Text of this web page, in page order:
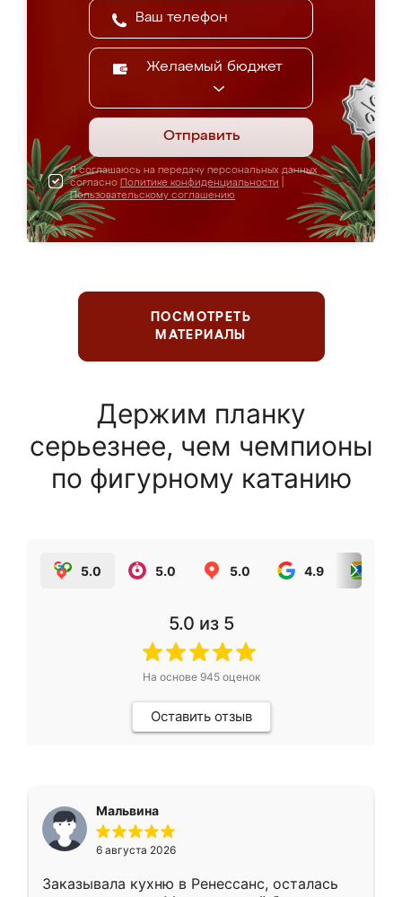
Желаемый бюджет
Отправить
Я соглашаюсь на передачу персональных данных
согласно Политике конфиденциальности
Пользовательскому соглашению
ПОСМОТРЕТЬ
МАТЕРИАЛЫ
Держим планку
серьезнее, чем чемпионы
по фигурному катанию
5.0 5.0 5.0 4.9
5.0 из 5
На основе 945оценок
Оставить отзыв
Мальвина
6 августа 2026
Заказывала кухню в Ренессанс, осталась